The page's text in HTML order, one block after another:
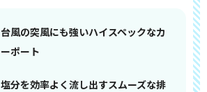
台風の突風にも強いハイスペックなカ
ーポート
塩分を効率よく流し出すスムーズな排